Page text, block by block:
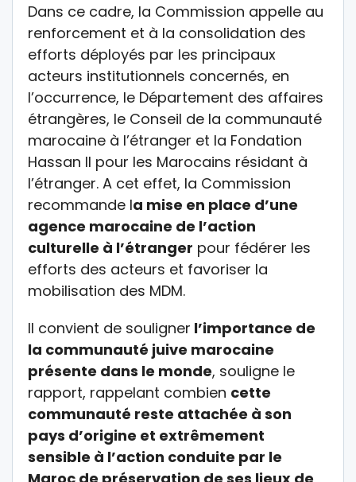
Dans ce cadre, la Commission appelle au
renforcement et à la consolidation des
efforts déployés par les principaux
acteurs institutionnels concernés, en
l’occurrence, le Département des affaires
étrangères, le Conseil de la communauté
marocaine à l’étranger et la Fondation
Hassan II pour les Marocains résidant à
l’étranger. A cet effet, la Commission
recommande la mise en place d’une
agence marocaine de l’action
culturelle à l’étranger pour fédérer les
efforts des acteurs et favoriser la
mobilisation des MDM.
Il convient de souligner l’importance de
la communauté juive marocaine
présente dans le monde, souligne le
rapport, rappelant combien cette
communauté reste attachée à son
pays d’origine et extrêmement
sensible à l’action conduite par le